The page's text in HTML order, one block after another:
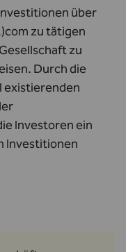
über
zu tätigen
zu
Durch die
existierenden
Investoren ein
Investitionen